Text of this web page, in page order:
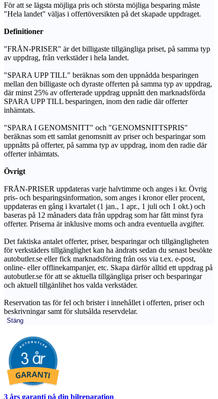
För att se lägsta möjliga pris och största möjliga besparing måste
"Hela landet" väljas i offertöversikten på det skapade uppdraget.
Definitioner
"FRÅN-PRISER" är det billigaste tillgängliga priset, på samma typ
av uppdrag, från verkstäder i hela landet.
"SPARA UPP TILL" beräknas som den uppnådda besparingen
mellan den billigaste och dyraste offerten på samma typ av uppdrag,
där minst 25% av offerterade uppdrag uppnått den marknadsförda
SPARA UPP TILL besparingen, inom den radie där offerter
inhämtats.
"SPARA I GENOMSNITT" och "GENOMSNITTSPRIS"
beräknas som ett samlat genomsnitt av priser och besparingar som
uppnåtts på offerter, på samma typ av uppdrag, inom den radie där
offerter inhämtats.
Övrigt
FRÅN-PRISER uppdateras varje halvtimme och anges i kr. Övrig
pris- och besparingsinformation, som anges i kronor eller procent,
uppdateras en gång i kvartalet (1 jan., 1 apr., 1 juli och 1 okt.) och
baseras på 12 månaders data från uppdrag som har fått minst fyra
offerter. Priserna är inklusive moms och andra eventuella avgifter.
Det faktiska antalet offerter, priser, besparingar och tillgängligheten
för verkstäders tillgänglighet kan ha ändrats sedan du senast besökte
autobutler.se eller fick marknadsföring från oss via t.ex. e-post,
online- eller offlinekampanjer, etc. Skapa därför alltid ett uppdrag på
autobutler.se för att se aktuella tillgängliga priser och besparingar
och aktuell tillgänlihet hos valda verkstäder.
Reservation tas för fel och brister i innehållet i offerten, priser och
beskrivningar samt för slutsålda reservdelar.
Stäng
3 års garanti på din bilreparation